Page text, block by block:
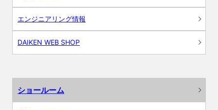
エンジニアリング情報
DAIKEN WEB SHOP
ショールーム